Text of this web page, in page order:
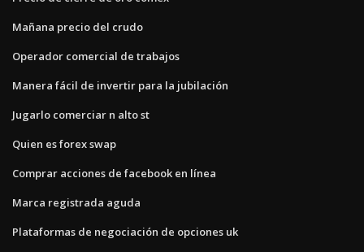
Mañana precio del crudo
Operador comercial de trabajos
Manera fácil de invertir para la jubilación
Jugarlo comerciar n alto st
Quien es forex swap
Comprar acciones de facebook en línea
Marca registrada aguda
Plataformas de negociación de opciones uk